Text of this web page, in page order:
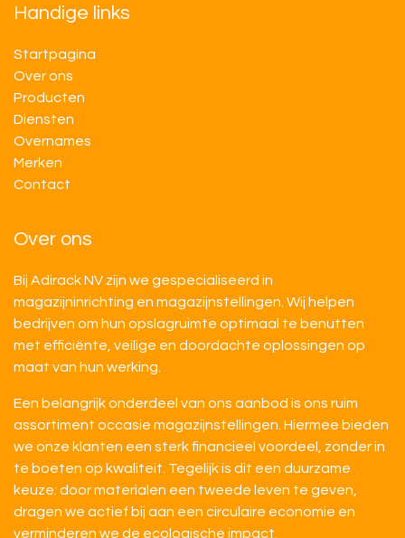
Handige links
Startpagina
Over ons
Producten
Diensten
Overnames
M​​erken
Contact
Over ons
Bij Adirack NV zijn we gespecialiseerd in
magazijninrichting en magazijnstellingen. Wij helpen
bedrijven om hun opslagruimte optimaal te benutten
met efficiënte, veilige en doordachte oplossingen op
maat van hun werking.
Een belangrijk onderdeel van ons aanbod is ons ruim
assortiment occasie magazijnstellingen. Hiermee bieden
we onze klanten een sterk financieel voordeel, zonder in
te boeten op kwaliteit. Tegelijk is dit een duurzame
keuze: door materialen een tweede leven te geven,
dragen we actief bij aan een circulaire economie en
verminderen we de ecologische impact.